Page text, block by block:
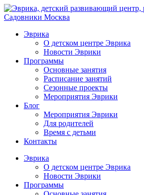
Эврика
О детском центре Эврика
Новости Эврики
Программы
Основные занятия
Расписание занятий
Сезонные проекты
Мероприятия Эврики
Блог
Мероприятия Эврики
Для родителей
Время с детьми
Контакты
Эврика
О детском центре Эврика
Новости Эврики
Программы